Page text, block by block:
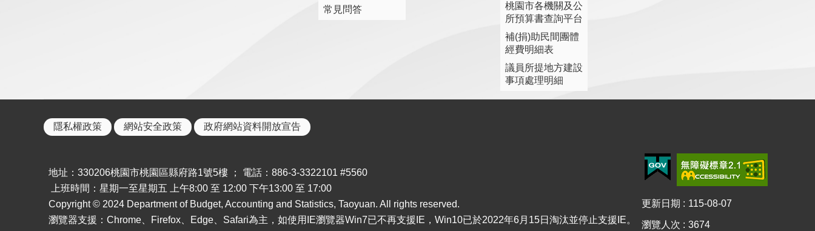
常見問答
桃園市各機關及公
所預算書查詢平台
補(捐)助民間團體
經費明細表
議員所提地方建設
事項處理明細
隱私權政策 網站安全政策 政府網站資料開放宣告
地址：330206桃園市桃園區縣府路1號5樓 ； 電話：886-3-3322101 #5560
上班時間：星期一至星期五 上午8:00 至 12:00 下午13:00 至 17:00
Copyright © 2024 Department of Budget, Accounting and Statistics, Taoyuan. All rights reserved.
瀏覽器支援：Chrome、Firefox、Edge、Safari為主，如使用IE瀏覽器Win7已不再支援IE，Win10已於2022年6月15日淘汰並停止支援IE。
更新日期 115-08-07
瀏覽人次 3674